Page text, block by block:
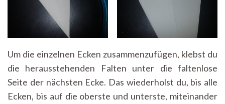
Um die einzelnen Ecken zusammenzufügen, klebst du
die herausstehenden Falten unter die faltenlose
Seite der nächsten Ecke. Das wiederholst du, bis alle
Ecken, bis auf die oberste und unterste, miteinander